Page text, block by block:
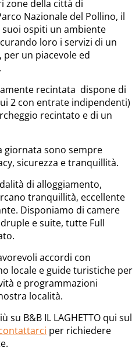
zone della città di
Nazionale del Pollino, il
suoi ospiti un ambiente
loro i servizi di un
per un piacevole ed
recintata dispone di
2 con entrate indipendenti)
recintato e di un
giornata sono sempre
sicurezza e tranquillità.
di alloggiamento,
tranquillità, eccellente
Disponiamo di camere
e suite, tutte Full
accordi con
locale e guide turistiche per
e programmazioni
località.
B&B IL LAGHETTO qui sul
per richiedere